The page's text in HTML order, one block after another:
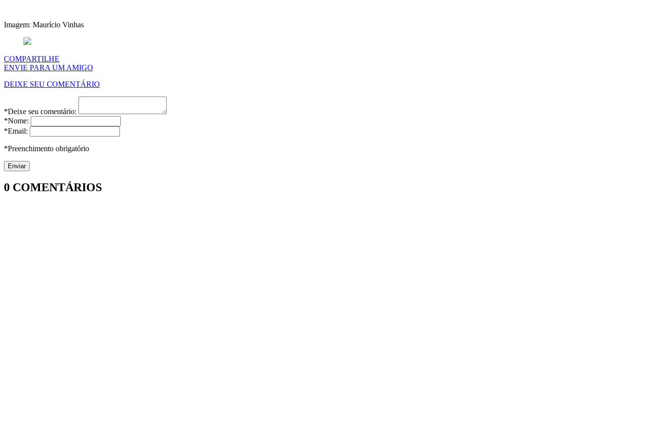
Imagem: Maurício Vinhas
COMPARTILHE
ENVIE PARA UM AMIGO
DEIXE SEU COMENTÁRIO
*Deixe seu comentário:
*Nome:
*Email:
*Preenchimento obrigatório
0 COMENTÁRIOS